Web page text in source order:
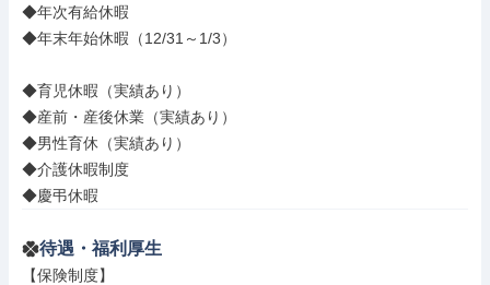
◆年次有給休暇
◆年末年始休暇（12/31～1/3）
◆育児休暇（実績あり）
◆産前・産後休業（実績あり）
◆男性育休（実績あり）
◆介護休暇制度
◆慶弔休暇
待遇・福利厚生
【保険制度】